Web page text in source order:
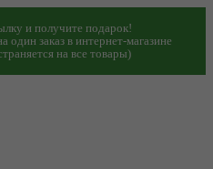
и получите подарок!
один заказ в интернет-магазине
на все товары)